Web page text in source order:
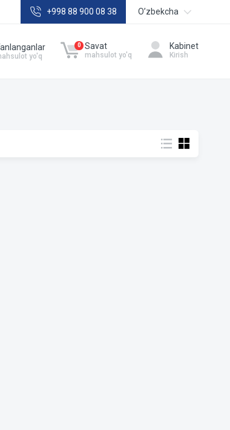
+998 88 900 08 38 Oʼzbekcha
yo'q
0 Savat
mahsulot yo'q
Kabinet
Kirish